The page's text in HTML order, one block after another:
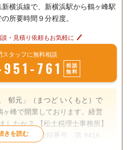
新横浜線で、新横浜駅から鶴ヶ峰駅
の所要時間９分程度。
・見積り依頼もお気軽に
スタッフに無料相談
761
相談
無料
郁元」（まつど いくもと）で
峰で開業しております。経営
税理士事務所】
士事務所〕(登録番号 第 94165